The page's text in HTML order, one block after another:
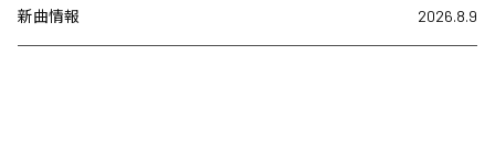
新曲情報 2026.8.9